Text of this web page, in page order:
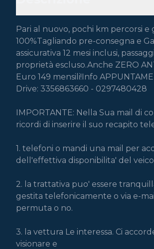
Pari al nuovo, pochi km percorsi e
100%Tagliando pre-consegna e
assicurativa 12 mesi inclusi,
proprietà escluso.Anche ZERO
Euro 149 mensili!Info
Drive: 3356863660 - 0297480428
IMPORTANTE: Nella Sua mail di
ricordi di inserire il suo recapito
1. telefoni o mandi una mail per
dell'effettiva disponibilita' del
2. la trattativa puo' essere
gestita telefonicamente o via e-
permuta o no.
3. la vettura Le interessa. Ci
visionare e